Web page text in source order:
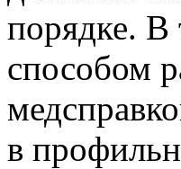
порядке. В
способом
в